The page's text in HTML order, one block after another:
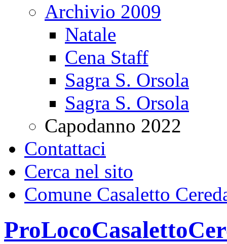
Archivio 2009
Natale
Cena Staff
Sagra S. Orsola
Sagra S. Orsola
Capodanno 2022
Contattaci
Cerca nel sito
Comune Casaletto